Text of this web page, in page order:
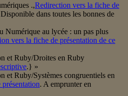
.,Redirection vers la fiche de
dans toutes les bonnes de
Numérique au lycée : un pas plus
vers la fiche de présentation de ce
et Ruby/Droites en Ruby
.} »
et Ruby/Systèmes congruentiels en
. A emprunter en